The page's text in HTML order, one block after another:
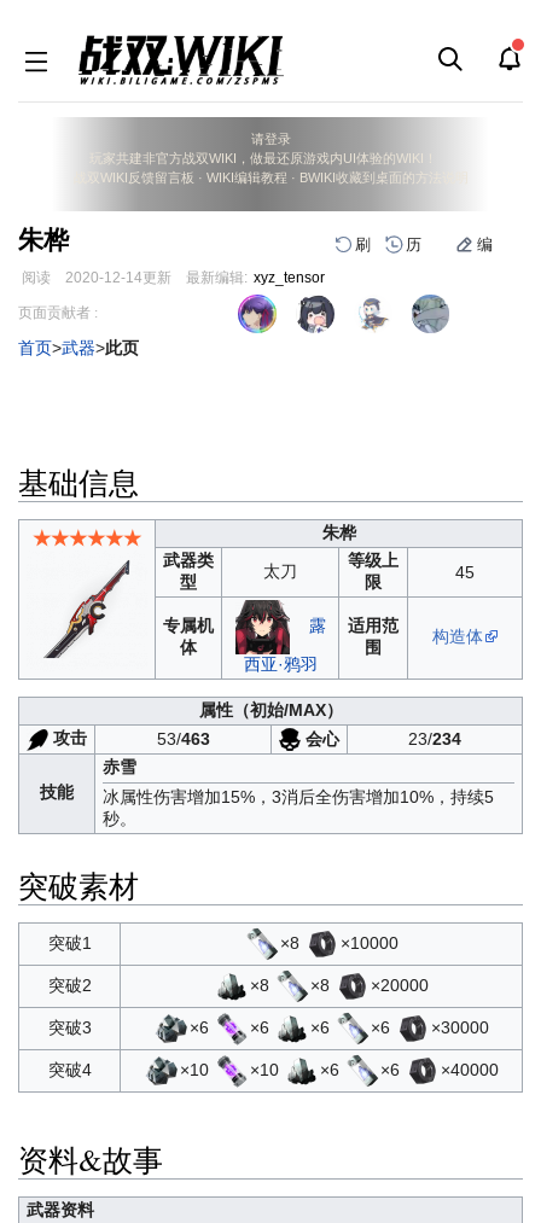
请登录
玩家共建非官方战双WIKI，做最还原游戏内UI体验的WIKI！
战双WIKI反馈留言板 · WIKI编辑教程 · BWIKI收藏到桌面的方法说明
朱桦 刷 历 编
阅读 2020-12-14更新 最新编辑: xyz_tensor
跳
导
跳
搜
页面贡献者 :
首页>武器>此页
基础信息
★★★★★★
朱桦
武器类
型
太刀
等级上
限
45
专属机
体
露
西亚·鸦羽
适用范
围
构造体
属性（初始/MAX）
攻击
53/463 会心 23/234
技能
赤雪
冰属性伤害增加15%，3消后全伤害增加10%，持续5
秒。
突破素材
突破1 ×8 ×10000
突破2 ×8 ×8 ×20000
突破3 ×6 ×6 ×6 ×6 ×30000
突破4 ×10 ×10 ×6 ×6 ×40000
资料&故事
武器资料